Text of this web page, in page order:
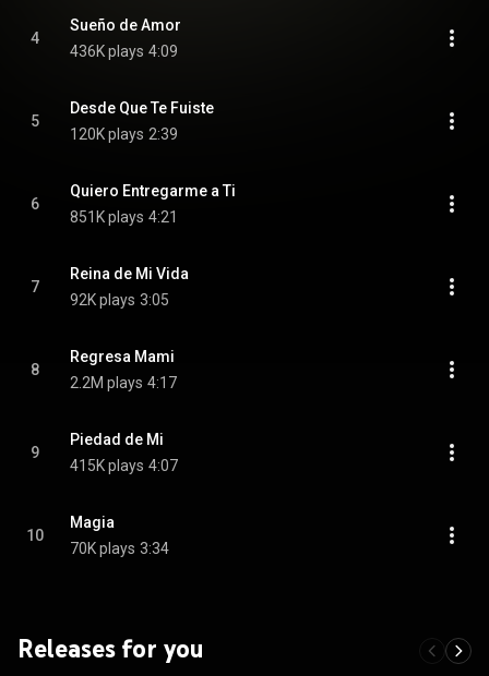
4
Sueño de Amor
436K plays 4:09
5
Desde Que Te Fuiste
120K plays 2:39
6
Quiero Entregarme a Ti
851K plays 4:21
7
Reina de Mi Vida
92K plays 3:05
8
Regresa Mami
2.2M plays 4:17
9
Piedad de Mi
415K plays 4:07
10
Magia
70K plays 3:34
Releases for you